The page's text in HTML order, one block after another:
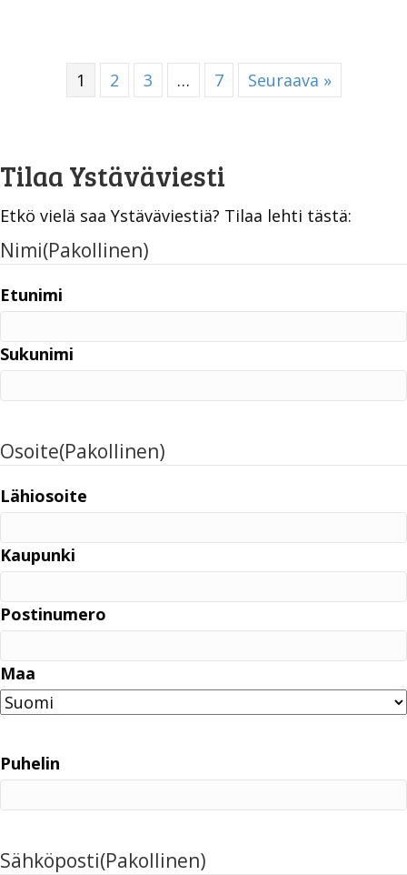
1 2 3 … 7 Seuraava »
Tilaa Ystäväviesti
Etkö vielä saa Ystäväviestiä? Tilaa lehti tästä:
Nimi(Pakollinen)
Etunimi
Sukunimi
Osoite(Pakollinen)
Lähiosoite
Kaupunki
Postinumero
Maa
Puhelin
Sähköposti(Pakollinen)